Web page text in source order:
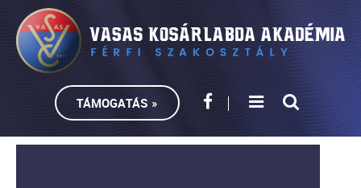
TÁMOGATÁS »